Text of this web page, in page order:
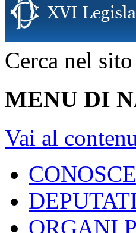
Cerca nel sito
MENU DI
Vai al
ORGANI